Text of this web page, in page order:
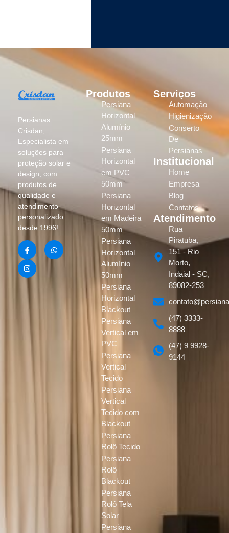
Persianas
Crisdan,
Especialista em
soluções para
proteção solar e
design, com
produtos de
qualidade e
atendimento
personalizado
desde 1996!
Produtos
Persiana
Horizontal
Alumínio
25mm
Persiana
Horizontal
em PVC
50mm
Persiana
Horizontal
em Madeira
50mm
Persiana
Horizontal
Alumínio
50mm
Persiana
Horizontal
Blackout
Persiana
Vertical em
PVC
Persiana
Vertical
Tecido
Persiana
Vertical
Tecido com
Blackout
Persiana
Rolô Tecido
Persiana
Rolô
Blackout
Persiana
Rolô Tela
Solar
Persiana
Serviços
Automação
Higienização
Conserto
De
Persianas
Institucional
Home
Empresa
Blog
Contatos
Atendimento
Rua
Piratuba,
151 - Rio
Morto,
Indaial - SC,
89082-253
(47) 3333-
8888
(47) 9 9928-
9144